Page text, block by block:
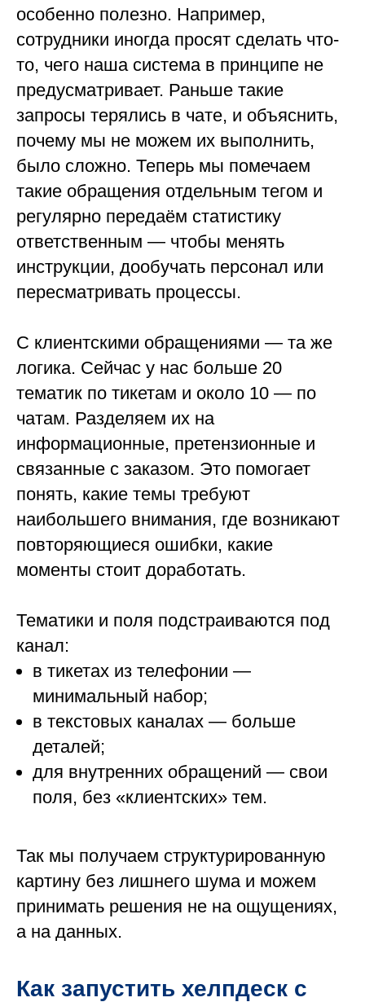
особенно полезно. Например,
сотрудники иногда просят сделать что-
то, чего наша система в принципе не
предусматривает. Раньше такие
запросы терялись в чате, и объяснить,
почему мы не можем их выполнить,
было сложно. Теперь мы помечаем
такие обращения отдельным тегом и
регулярно передаём статистику
ответственным — чтобы менять
инструкции, дообучать персонал или
пересматривать процессы.
С клиентскими обращениями — та же
логика. Сейчас у нас больше 20
тематик по тикетам и около 10 — по
чатам. Разделяем их на
информационные, претензионные и
связанные с заказом. Это помогает
понять, какие темы требуют
наибольшего внимания, где возникают
повторяющиеся ошибки, какие
моменты стоит доработать.
Тематики и поля подстраиваются под
канал:
в тикетах из телефонии —
минимальный набор;
в текстовых каналах — больше
деталей;
для внутренних обращений — свои
поля, без «клиентских» тем.
Так мы получаем структурированную
картину без лишнего шума и можем
принимать решения не на ощущениях,
а на данных.
Как запустить хелпдеск с